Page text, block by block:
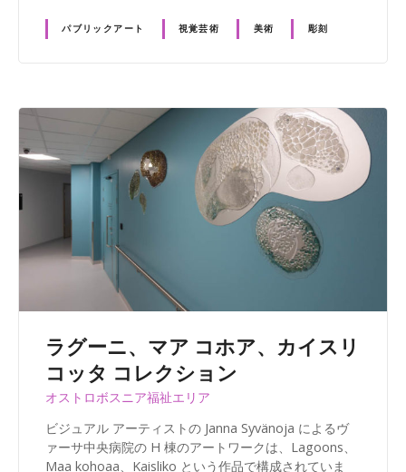
パブリックアート 視覚芸術 美術 彫刻
ラグーニ、マア コホア、カイスリ
コッタ コレクション
オストロボスニア福祉エリア
ビジュアル アーティストの Janna Syvänoja によるヴ
ァーサ中央病院の H 棟のアートワークは、Lagoons、
Maa kohoaa、Kaisliko という作品で構成されていま